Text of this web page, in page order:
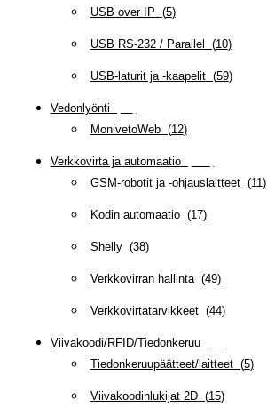
USB over IP (5)
USB RS-232 / Parallel (10)
USB-laturit ja -kaapelit(59)
Vedonlyönti
MonivetoWeb(12)
Verkkovirta ja automaatio(
GSM-robotit ja -ohjauslaitteet(11)
Kodin automaatio(17)
Shelly(38)
Verkkovirran hallinta(49)
Verkkovirtatarvikkeet(44)
Viivakoodi/RFID/Tiedonkeruu(
Tiedonkeruupäätteet/laitteet(5)
Viivakoodinlukijat 2D(15)